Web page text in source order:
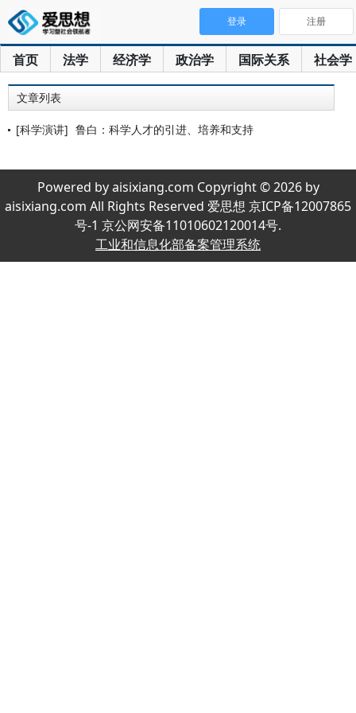
首页 法学 经济学 政治学 国际关系 社会学
登录 注册
文章列表
[科学演讲] 鲁白：科学人才的引进、培养和支持
Powered by aisixiang.com Copyright © 2026 by
aisixiang.com All Rights Reserved 爱思想 京ICP备12007865
号-1 京公网安备11010602120014号.
工业和信息化部备案管理系统